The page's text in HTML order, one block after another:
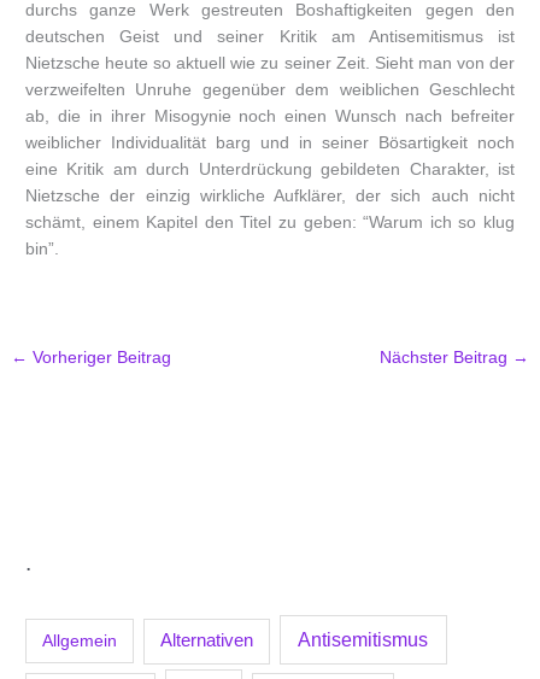
.
Allgemein Alternativen Antisemitismus
durchs ganze Werk gestreuten Boshaftigkeiten gegen den
deutschen Geist und seiner Kritik am Antisemitismus ist
Nietzsche heute so aktuell wie zu seiner Zeit. Sieht man von der
verzweifelten Unruhe gegenüber dem weiblichen Geschlecht
ab, die in ihrer Misogynie noch einen Wunsch nach befreiter
weiblicher Individualität barg und in seiner Bösartigkeit noch
eine Kritik am durch Unterdrückung gebildeten Charakter, ist
Nietzsche der einzig wirkliche Aufklärer, der sich auch nicht
schämt, einem Kapitel den Titel zu geben: “Warum ich so klug
bin”.
← Vorheriger Beitrag Nächster Beitrag →